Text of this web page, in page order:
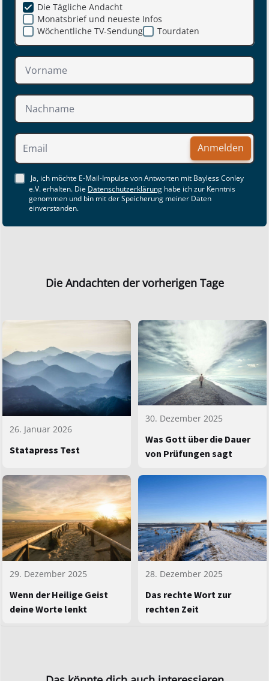
Monatsbrief und neueste Infos
Die Tägliche Andacht
Wöchentliche TV-Sendung Tourdaten
Anmelden
Ja, ich möchte E-Mail-Impulse von Antworten mit Bayless Conley
e.V. erhalten. Die Datenschutzerklärung habe ich zur Kenntnis
genommen und bin mit der Speicherung meiner Daten
einverstanden.
Die Andachten der vorherigen Tage
26. Januar 2026
Statapress Test
30. Dezember 2025
Was Gott über die Dauer
von Prüfungen sagt
29. Dezember 2025
Wenn der Heilige Geist
deine Worte lenkt
28. Dezember 2025
Das rechte Wort zur
rechten Zeit